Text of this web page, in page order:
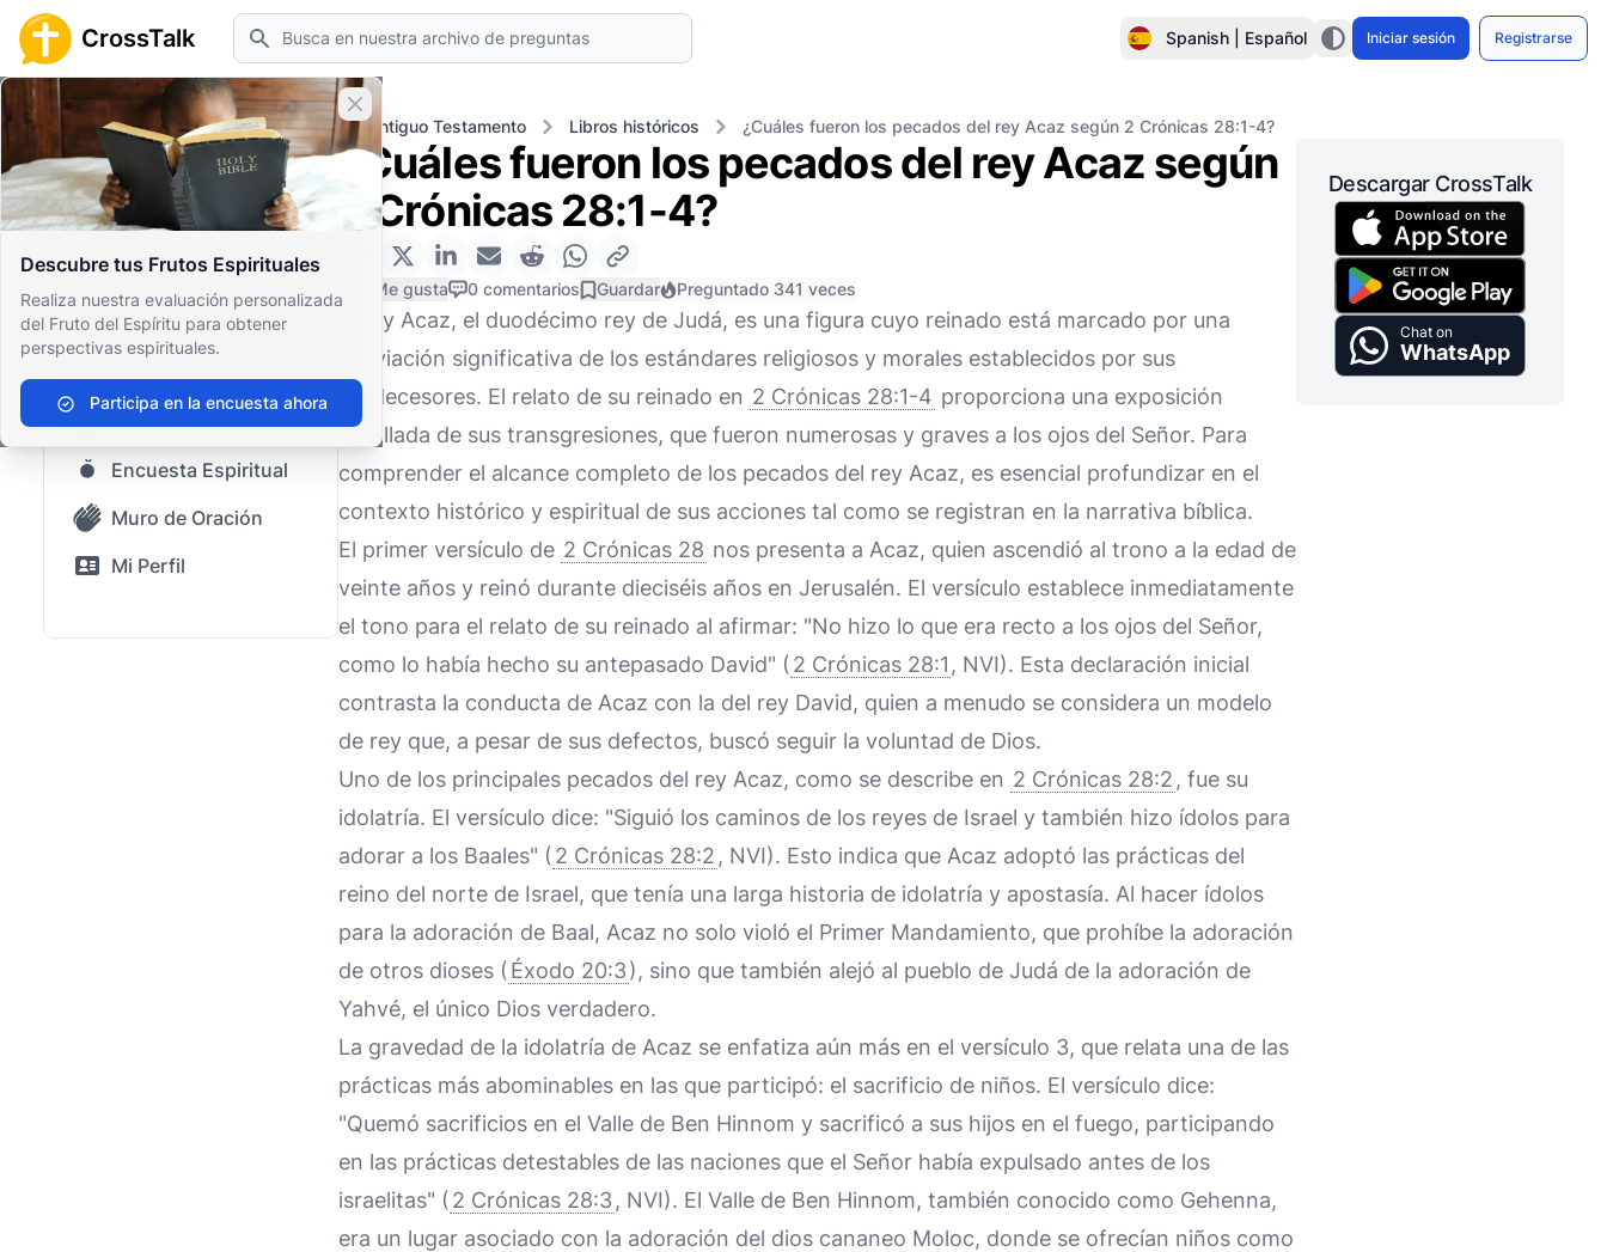
CrossTalk Buscar Spanish | Español Iniciar sesión Registrarse
Cerrar banner
Descubre tus Frutos Espirituales
Realiza nuestra evaluación personalizada
del Fruto del Espíritu para obtener
perspectivas espirituales.
Participa en la encuesta ahora
Inicio Archivo de Preguntas Antiguo Testamento Libros históricos ¿Cuáles fueron los pecados del rey Acaz según 2 Crónicas 28:1-4?
Inicio
Archivo de Preguntas
Nuestro blog
Contenido guardado
Preguntas Populares
Biblia Sagrada
Encuesta Espiritual
Muro de Oración
Mi Perfil
¿Cuáles fueron los pecados del rey Acaz según
2 Crónicas 28:1-4?
0 Me gusta 0 comentarios Guardar Preguntado 341 veces
El rey Acaz, el duodécimo rey de Judá, es una figura cuyo reinado está marcado por una
desviación significativa de los estándares religiosos y morales establecidos por sus
predecesores. El relato de su reinado en 2 Crónicas 28:1-4 proporciona una exposición
detallada de sus transgresiones, que fueron numerosas y graves a los ojos del Señor. Para
comprender el alcance completo de los pecados del rey Acaz, es esencial profundizar en el
contexto histórico y espiritual de sus acciones tal como se registran en la narrativa bíblica.
El primer versículo de 2 Crónicas 28 nos presenta a Acaz, quien ascendió al trono a la edad de
veinte años y reinó durante dieciséis años en Jerusalén. El versículo establece inmediatamente
el tono para el relato de su reinado al afirmar: "No hizo lo que era recto a los ojos del Señor,
como lo había hecho su antepasado David" ( 2 Crónicas 28:1 , NVI). Esta declaración inicial
contrasta la conducta de Acaz con la del rey David, quien a menudo se considera un modelo
de rey que, a pesar de sus defectos, buscó seguir la voluntad de Dios.
Uno de los principales pecados del rey Acaz, como se describe en 2 Crónicas 28:2 , fue su
idolatría. El versículo dice: "Siguió los caminos de los reyes de Israel y también hizo ídolos para
adorar a los Baales" ( 2 Crónicas 28:2 , NVI). Esto indica que Acaz adoptó las prácticas del
reino del norte de Israel, que tenía una larga historia de idolatría y apostasía. Al hacer ídolos
para la adoración de Baal, Acaz no solo violó el Primer Mandamiento, que prohíbe la adoración
de otros dioses ( Éxodo 20:3), sino que también alejó al pueblo de Judá de la adoración de
Yahvé, el único Dios verdadero.
La gravedad de la idolatría de Acaz se enfatiza aún más en el versículo 3, que relata una de las
prácticas más abominables en las que participó: el sacrificio de niños. El versículo dice:
"Quemó sacrificios en el Valle de Ben Hinnom y sacrificó a sus hijos en el fuego, participando
en las prácticas detestables de las naciones que el Señor había expulsado antes de los
israelitas" ( 2 Crónicas 28:3, NVI). El Valle de Ben Hinnom, también conocido como Gehenna,
era un lugar asociado con la adoración del dios cananeo Moloc, donde se ofrecían niños como
Descargar CrossTalk
Chat on
WhatsApp